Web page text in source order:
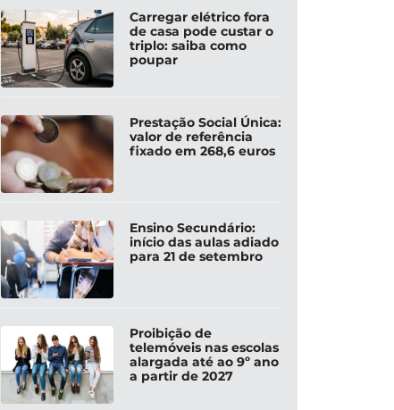
Carregar elétrico fora
de casa pode custar o
triplo: saiba como
poupar
Prestação Social Única:
valor de referência
fixado em 268,6 euros
Ensino Secundário:
início das aulas adiado
para 21 de setembro
Proibição de
telemóveis nas escolas
alargada até ao 9º ano
a partir de 2027